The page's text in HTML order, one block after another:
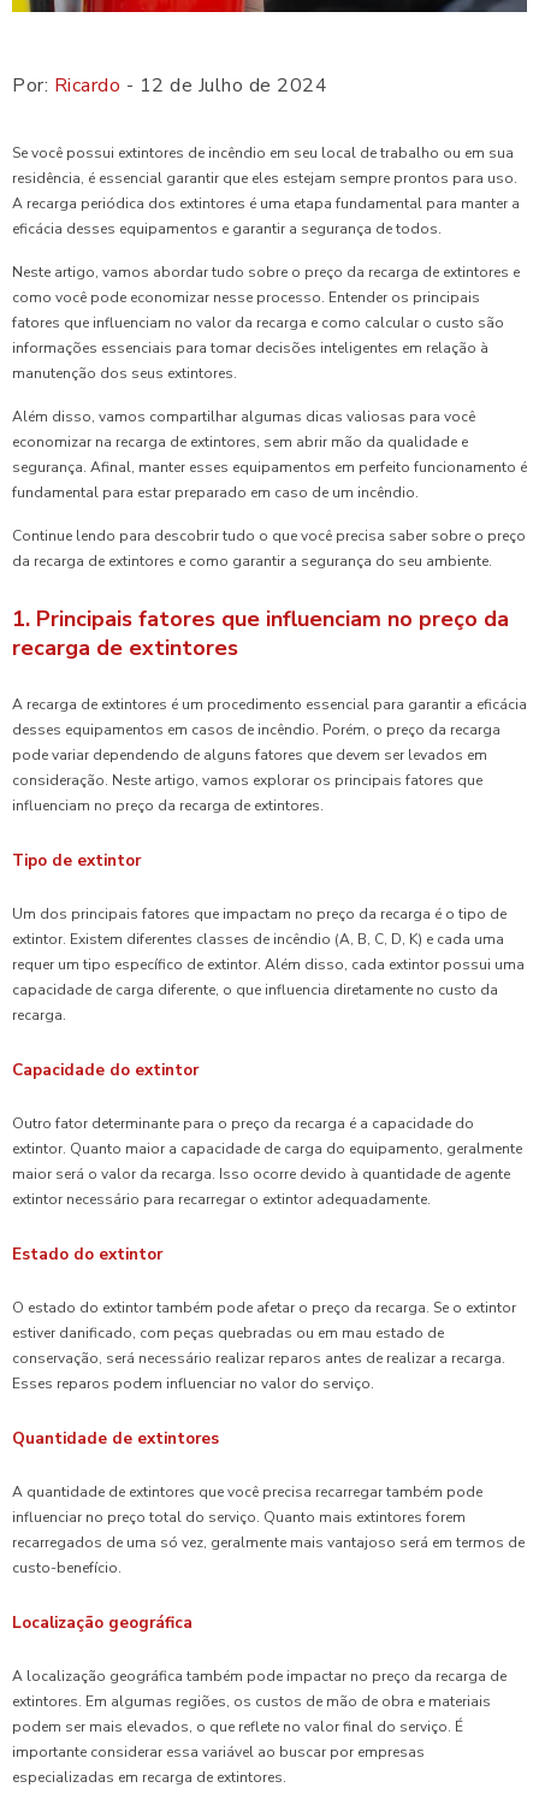
Por: Ricardo - 12 de Julho de 2024
Se você possui extintores de incêndio em seu local de trabalho ou em sua
residência, é essencial garantir que eles estejam sempre prontos para uso.
A recarga periódica dos extintores é uma etapa fundamental para manter a
eficácia desses equipamentos e garantir a segurança de todos.
Neste artigo, vamos abordar tudo sobre o preço da recarga de extintores e
como você pode economizar nesse processo. Entender os principais
fatores que influenciam no valor da recarga e como calcular o custo são
informações essenciais para tomar decisões inteligentes em relação à
manutenção dos seus extintores.
Além disso, vamos compartilhar algumas dicas valiosas para você
economizar na recarga de extintores, sem abrir mão da qualidade e
segurança. Afinal, manter esses equipamentos em perfeito funcionamento é
fundamental para estar preparado em caso de um incêndio.
Continue lendo para descobrir tudo o que você precisa saber sobre o preço
da recarga de extintores e como garantir a segurança do seu ambiente.
1. Principais fatores que influenciam no preço da
recarga de extintores
A recarga de extintores é um procedimento essencial para garantir a eficácia
desses equipamentos em casos de incêndio. Porém, o preço da recarga
pode variar dependendo de alguns fatores que devem ser levados em
consideração. Neste artigo, vamos explorar os principais fatores que
influenciam no preço da recarga de extintores.
Tipo de extintor
Um dos principais fatores que impactam no preço da recarga é o tipo de
extintor. Existem diferentes classes de incêndio (A, B, C, D, K) e cada uma
requer um tipo específico de extintor. Além disso, cada extintor possui uma
capacidade de carga diferente, o que influencia diretamente no custo da
recarga.
Capacidade do extintor
Outro fator determinante para o preço da recarga é a capacidade do
extintor. Quanto maior a capacidade de carga do equipamento, geralmente
maior será o valor da recarga. Isso ocorre devido à quantidade de agente
extintor necessário para recarregar o extintor adequadamente.
Estado do extintor
O estado do extintor também pode afetar o preço da recarga. Se o extintor
estiver danificado, com peças quebradas ou em mau estado de
conservação, será necessário realizar reparos antes de realizar a recarga.
Esses reparos podem influenciar no valor do serviço.
Quantidade de extintores
A quantidade de extintores que você precisa recarregar também pode
influenciar no preço total do serviço. Quanto mais extintores forem
recarregados de uma só vez, geralmente mais vantajoso será em termos de
custo-benefício.
Localização geográfica
A localização geográfica também pode impactar no preço da recarga de
extintores. Em algumas regiões, os custos de mão de obra e materiais
podem ser mais elevados, o que reflete no valor final do serviço. É
importante considerar essa variável ao buscar por empresas
especializadas em recarga de extintores.